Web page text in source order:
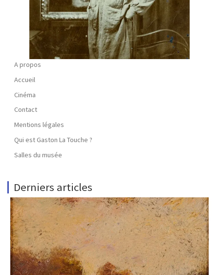
A propos
Accueil
Cinéma
Contact
Mentions légales
Qui est Gaston La Touche ?
Salles du musée
Derniers articles